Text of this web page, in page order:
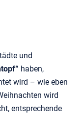
und
haben,
wird – wie eben
wird
entsprechende